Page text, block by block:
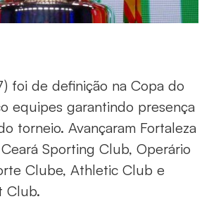
foi de definição na Copa do
equipes garantindo presença
torneio. Avançaram Fortaleza
Sporting Club, Operário
Clube, Athletic Club e
Club.